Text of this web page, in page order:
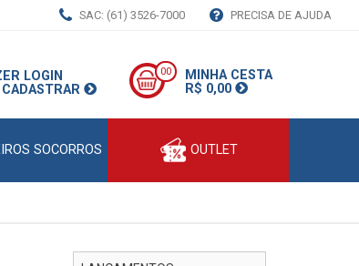
SAC: (61) 3526-7000 PRECISA DE AJUDA
LOGIN
00
MINHA CESTA
R$ 0,00
SOCORROS OUTLET